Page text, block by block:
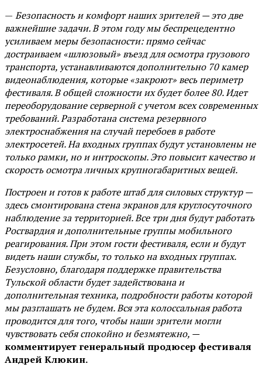
— Безопасность и комфорт наших зрителей — это две
важнейшие задачи. В этом году мы беспрецедентно
усиливаем меры безопасности: прямо сейчас
достраиваем «шлюзовый» въезд для осмотра грузового
транспорта, устанавливаются дополнительно 70 камер
видеонаблюдения, которые «закроют» весь периметр
фестиваля. В общей сложности их будет более 80. Идет
переоборудование серверной с учетом всех современных
требований. Разработана система резервного
электроснабжения на случай перебоев в работе
электросетей. На входных группах будут установлены не
только рамки, но и интроскопы. Это повысит качество и
скорость осмотра личных крупногабаритных вещей.
Построен и готов к работе штаб для силовых структур —
здесь смонтирована стена экранов для круглосуточного
наблюдение за территорией. Все три дня будут работать
Росгвардия и дополнительные группы мобильного
реагирования. При этом гости фестиваля, если и будут
видеть наши службы, то только на входных группах.
Безусловно, благодаря поддержке правительства
Тульской области будет задействована и
дополнительная техника, подробности работы которой
мы разглашать не будем. Вся эта колоссальная работа
проводится для того, чтобы наши зрители могли
чувствовать себя спокойно и безмятежно, —
комментирует генеральный продюсер фестиваля
Андрей Клюкин.